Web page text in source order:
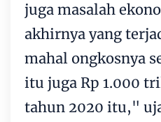
juga masalah
akhirnya yang
mahal ongkosnya
itu juga Rp 1.000
tahun 2020 itu,"